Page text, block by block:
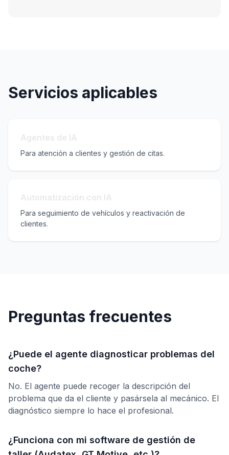
Servicios aplicables
Para atención a clientes y gestión de citas.
Para seguimiento de vehículos y reactivación de
clientes.
Preguntas frecuentes
¿Puede el agente diagnosticar problemas del
coche?
No. El agente puede recoger la descripción del
problema que da el cliente y pasársela al mecánico. El
diagnóstico siempre lo hace el profesional.
¿Funciona con mi software de gestión de